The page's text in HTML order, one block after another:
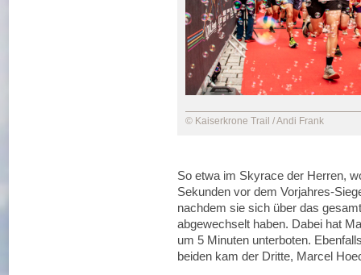
© Kaiserkrone Trail / Andi Frank
So etwa im Skyrace der Herren,
Sekunden vor dem Vorjahres-
nachdem sie sich über das
abgewechselt haben. Dabei hat
um 5 Minuten unterboten.
beiden kam der Dritte, Marcel